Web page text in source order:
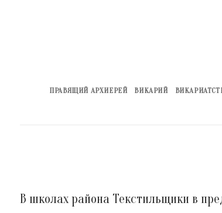
ПРАВЯЩИЙ АРХИЕРЕЙ ВИКАРИЙ
В школах района Текстильщики в